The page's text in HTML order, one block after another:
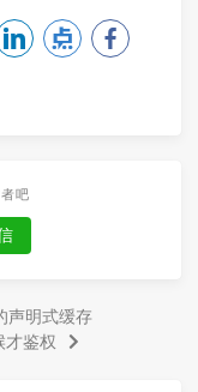
吧
声明式缓存
才鉴权